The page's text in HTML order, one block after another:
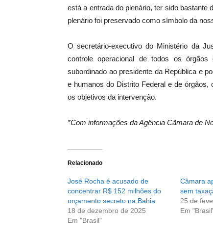
está a entrada do plenário, ter sido bastante
plenário foi preservado como símbolo da
O secretário-executivo do Ministério da
controle operacional de todos os
subordinado ao presidente da República e
e humanos do Distrito Federal e de
os objetivos da intervenção.
*Com informações da Agência Câmara de
Relacionado
José Rocha é acusado de
concentrar R$ 152 milhões do
orçamento secreto na Bahia
18 de dezembro de 2025
Em "Brasil"
Câmara
sem
25 de
Em